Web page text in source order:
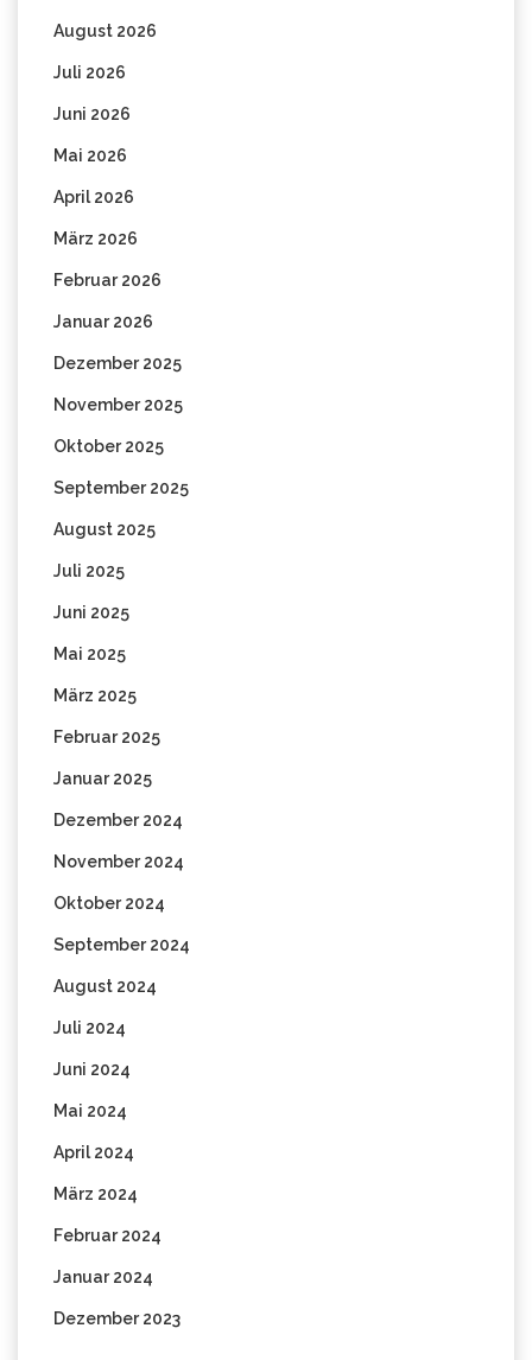
August 2026
Juli 2026
Juni 2026
Mai 2026
April 2026
März 2026
Februar 2026
Januar 2026
Dezember 2025
November 2025
Oktober 2025
September 2025
August 2025
Juli 2025
Juni 2025
Mai 2025
März 2025
Februar 2025
Januar 2025
Dezember 2024
November 2024
Oktober 2024
September 2024
August 2024
Juli 2024
Juni 2024
Mai 2024
April 2024
März 2024
Februar 2024
Januar 2024
Dezember 2023